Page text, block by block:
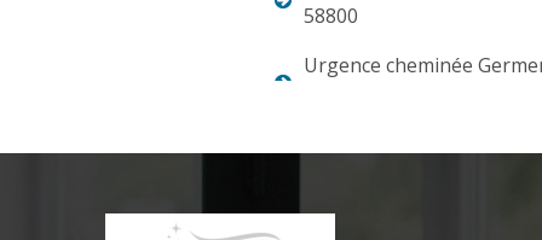
58800
Urgence cheminée